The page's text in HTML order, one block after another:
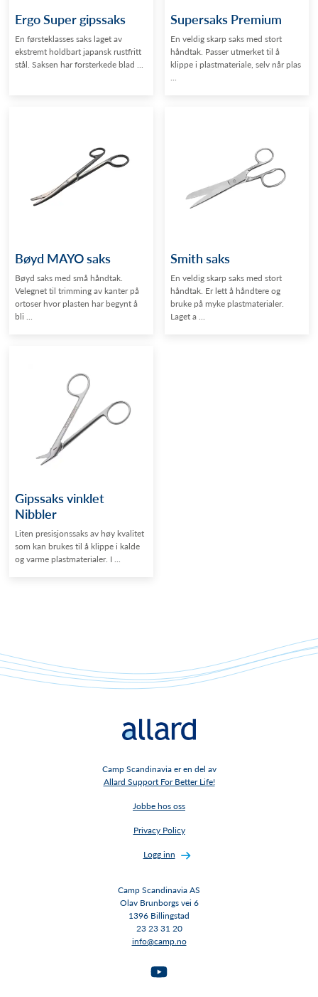
Ergo Super gipssaks
En førsteklasses saks laget av
ekstremt holdbart japansk rustfritt
stål. Saksen har forsterkede blad ...
Supersaks Premium
En veldig skarp saks med stort
håndtak. Passer utmerket til å
klippe i plastmateriale, selv når plas
...
Bøyd MAYO saks
Bøyd saks med små håndtak.
Velegnet til trimming av kanter på
ortoser hvor plasten har begynt å
bli ...
Smith saks
En veldig skarp saks med stort
håndtak. Er lett å håndtere og
bruke på myke plastmaterialer.
Laget a ...
Gipssaks vinklet
Nibbler
Liten presisjonssaks av høy kvalitet
som kan brukes til å klippe i kalde
og varme plastmaterialer. I ...
Camp Scandinavia er en del av
Allard Support For Better Life!
Jobbe hos oss
Privacy Policy
Logg inn
Camp Scandinavia AS
Olav Brunborgs vei 6
1396 Billingstad​​​​​​​
23 23 31 20
info@camp.no